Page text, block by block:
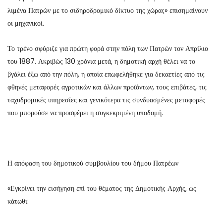
λιμένα Πατρών με το σιδηροδρομικό δίκτυο της χώρας» επισημαίνουν
οι μηχανικοί.
Το τρένο σφύριζε για πρώτη φορά στην πόλη των Πατρών τον Απρίλιο
του 1887. Ακριβώς 130 χρόνια μετά, η δημοτική αρχή θέλει να το
βγάλει έξω από την πόλη, η οποία επωφελήθηκε για δεκαετίες από τις
φθηνές μεταφορές αγροτικών και άλλων προϊόντων, τους επιβάτες, τις
ταχυδρομικές υπηρεσίες και γενικότερα τις συνδυασμένες μεταφορές
που μπορούσε να προσφέρει η συγκεκριμένη υποδομή.
Η απόφαση του δημοτικού συμβουλίου του δήμου Πατρέων
«Εγκρίνει την εισήγηση επί του θέματος της Δημοτικής Αρχής, ως
κάτωθι: